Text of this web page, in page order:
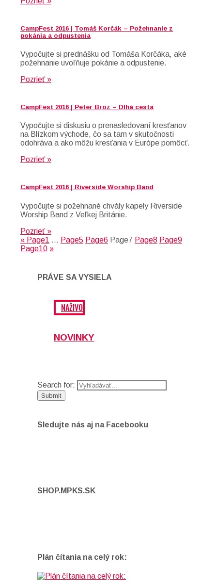
CampFest 2016 | Tomáš Korčák – Požehnanie z
pokánia a odpustenia
Vypočujte si prednášku od Tomáša Korčáka, aké
požehnanie uvoľňuje pokánie a odpustenie.
Pozrieť »
CampFest 2016 | Peter Broz – Dlhá cesta
Vypočujte si diskusiu o prenasledovaní kresťanov
na Blízkom východe, čo sa tam v skutočnosti
odohráva a ako môžu kresťania v Európe pomôcť.
Pozrieť »
CampFest 2016 | Riverside Worship Band
Vypočujte si požehnané chvály kapely Riverside
Worship Band z Veľkej Británie.
Pozrieť »
« Page1 … Page5 Page6 Page7 Page8 Page9
Page10 »
PRÁVE SA VYSIELA
NAŽIVO
NOVINKY
Search for:
Sledujte nás aj na Facebooku
SHOP.MPKS.SK
Plán čítania na celý rok: